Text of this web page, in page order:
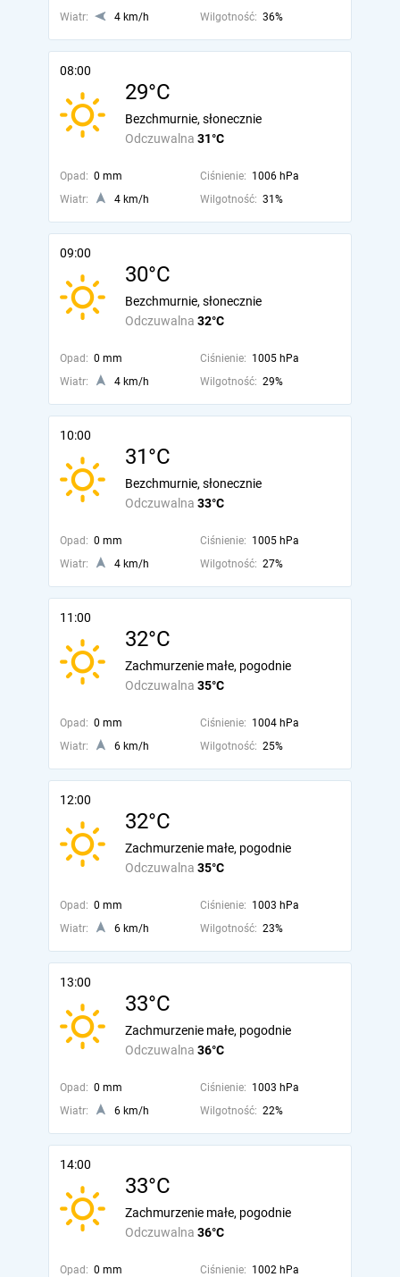
Wiatr: 4 km/h Wilgotność: 36%
08:00
29°C
Odczuwalna 31°C
Bezchmurnie, słonecznie
Opad: 0 mm Ciśnienie: 1006 hPa
Wiatr:
4 km/h Wilgotność: 31%
09:00
30°C
Odczuwalna 32°C
Bezchmurnie, słonecznie
Opad: 0 mm Ciśnienie: 1005 hPa
Wiatr:
4 km/h Wilgotność: 29%
10:00
31°C
Odczuwalna 33°C
Bezchmurnie, słonecznie
Opad: 0 mm Ciśnienie: 1005 hPa
Wiatr:
4 km/h Wilgotność: 27%
11:00
32°C
Odczuwalna 35°C
Zachmurzenie małe, pogodnie
Opad: 0 mm Ciśnienie: 1004 hPa
Wiatr:
6 km/h Wilgotność: 25%
12:00
32°C
Odczuwalna 35°C
Zachmurzenie małe, pogodnie
Opad: 0 mm Ciśnienie: 1003 hPa
Wiatr:
6 km/h Wilgotność: 23%
13:00
33°C
Odczuwalna 36°C
Zachmurzenie małe, pogodnie
Opad: 0 mm Ciśnienie: 1003 hPa
Wiatr:
6 km/h Wilgotność: 22%
14:00
33°C
Odczuwalna 36°C
Zachmurzenie małe, pogodnie
Opad: 0 mm Ciśnienie: 1002 hPa